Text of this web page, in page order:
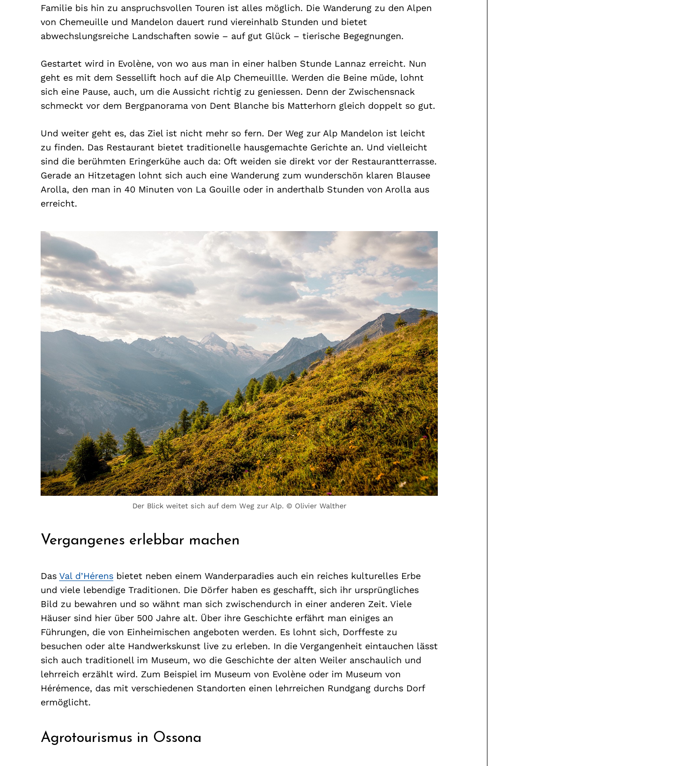
Familie bis hin zu anspruchsvollen Touren ist alles möglich. Die Wanderung zu den Alpen
von Chemeuille und Mandelon dauert rund viereinhalb Stunden und bietet
abwechslungsreiche Landschaften sowie – auf gut Glück – tierische Begegnungen.
Gestartet wird in Evolène, von wo aus man in einer halben Stunde Lannaz erreicht. Nun
geht es mit dem Sessellift hoch auf die Alp Chemeuillle. Werden die Beine müde, lohnt
sich eine Pause, auch, um die Aussicht richtig zu geniessen. Denn der Zwischensnack
schmeckt vor dem Bergpanorama von Dent Blanche bis Matterhorn gleich doppelt so gut.
Und weiter geht es, das Ziel ist nicht mehr so fern. Der Weg zur Alp Mandelon ist leicht
zu finden. Das Restaurant bietet traditionelle hausgemachte Gerichte an. Und vielleicht
sind die berühmten Eringerkühe auch da: Oft weiden sie direkt vor der Restaurantterrasse.
Gerade an Hitzetagen lohnt sich auch eine Wanderung zum wunderschön klaren Blausee
Arolla, den man in 40 Minuten von La Gouille oder in anderthalb Stunden von Arolla aus
erreicht.
Der Blick weitet sich auf dem Weg zur Alp. © Olivier Walther
Vergangenes erlebbar machen
Das Val d’Hérensbietet neben einem Wanderparadies auch ein reiches kulturelles Erbe
und viele lebendige Traditionen. Die Dörfer haben es geschafft, sich ihr ursprüngliches
Bild zu bewahren und so wähnt man sich zwischendurch in einer anderen Zeit. Viele
Häuser sind hier über 500 Jahre alt. Über ihre Geschichte erfährt man einiges an
Führungen, die von Einheimischen angeboten werden. Es lohnt sich, Dorffeste zu
besuchen oder alte Handwerkskunst live zu erleben. In die Vergangenheit eintauchen lässt
sich auch traditionell im Museum, wo die Geschichte der alten Weiler anschaulich und
lehrreich erzählt wird. Zum Beispiel im Museum von Evolène oder im Museum von
Hérémence, das mit verschiedenen Standorten einen lehrreichen Rundgang durchs Dorf
ermöglicht.
Agrotourismus in Ossona